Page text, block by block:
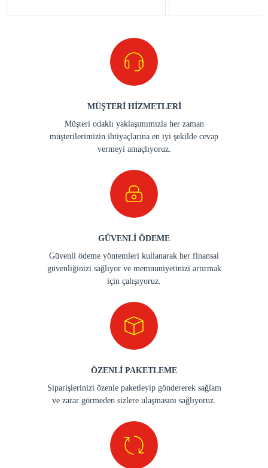
MÜŞTERİ HİZMETLERİ
Müşteri odaklı yaklaşımımızla her zaman
müşterilerimizin ihtiyaçlarına en iyi şekilde cevap
vermeyi amaçlıyoruz.
GÜVENLİ ÖDEME
Güvenli ödeme yöntemleri kullanarak her finansal
güvenliğinizi sağlıyor ve memnuniyetinizi artırmak
için çalışıyoruz.
ÖZENLİ PAKETLEME
Siparişlerinizi özenle paketleyip göndererek sağlam
ve zarar görmeden sizlere ulaşmasını sağlıyoruz.